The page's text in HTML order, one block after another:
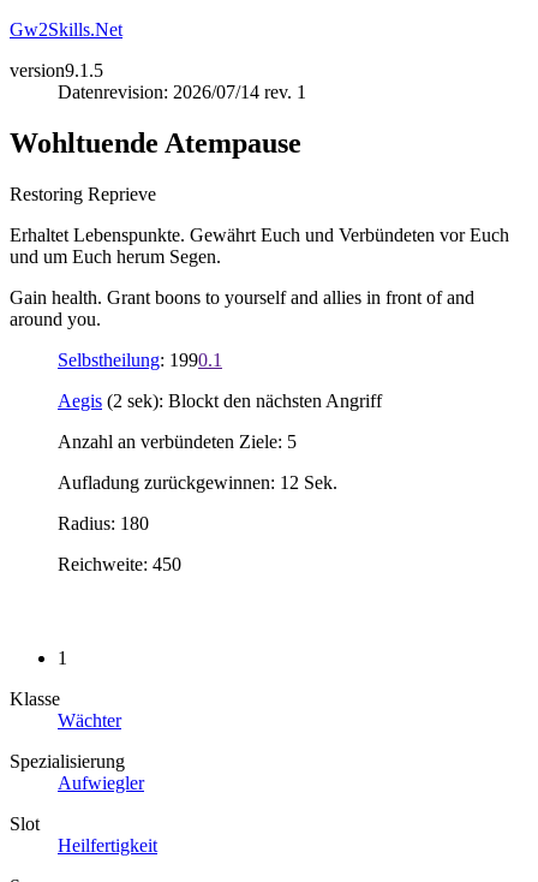
Gw2Skills.Net
version9.1.5
Datenrevision: 2026/07/14 rev. 1
Wohltuende Atempause
Restoring Reprieve
Erhaltet Lebenspunkte. Gewährt Euch und Verbündeten vor Euch
und um Euch herum Segen.
Gain health. Grant boons to yourself and allies in front of and
around you.
Selbstheilung: 1990.1
Aegis (2 sek): Blockt den nächsten Angriff
Anzahl an verbündeten Ziele: 5
Aufladung zurückgewinnen: 12 Sek.
Radius: 180
Reichweite: 450
1
Klasse
Wächter
Spezialisierung
Aufwiegler
Slot
Heilfertigkeit